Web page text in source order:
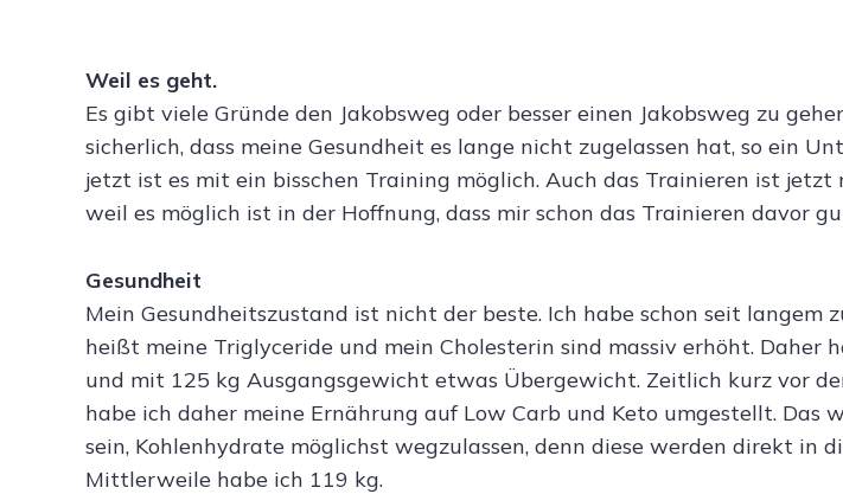
Weil es geht.
Es gibt viele Gründe den Jakobsweg oder besser einen Jakobsweg zu
sicherlich, dass meine Gesundheit es lange nicht zugelassen hat, so ein
jetzt ist es mit ein bisschen Training möglich. Auch das Trainieren ist jetzt
weil es möglich ist in der Hoffnung, dass mir schon das Trainieren davor
Gesundheit
Mein Gesundheitszustand ist nicht der beste. Ich habe schon seit langem
heißt meine Triglyceride und mein Cholesterin sind massiv erhöht. Daher
und mit 125 kg Ausgangsgewicht etwas Übergewicht. Zeitlich kurz vor
habe ich daher meine Ernährung auf Low Carb und Keto umgestellt. Das
sein, Kohlenhydrate möglichst wegzulassen, denn diese werden direkt in
Mittlerweile habe ich 119 kg.